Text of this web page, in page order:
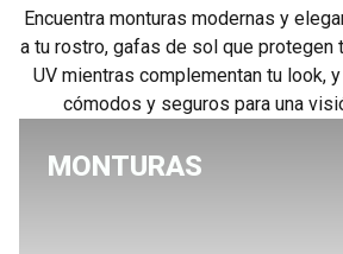
Encuentra monturas modernas y
a tu rostro, gafas de sol que protegen
UV mientras complementan tu look,
cómodos y seguros para una
MONTURAS